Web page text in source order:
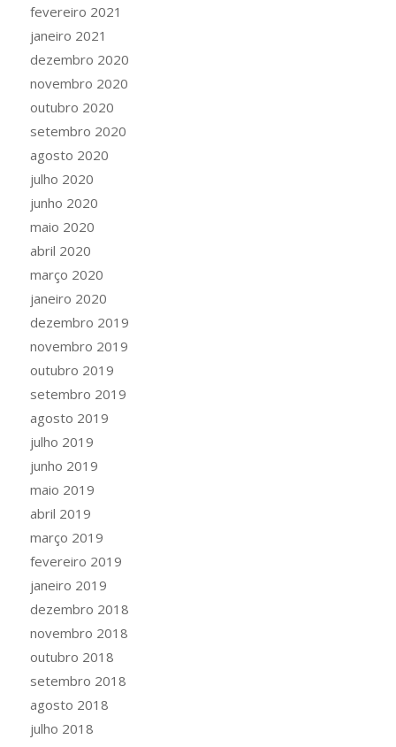
fevereiro 2021
janeiro 2021
dezembro 2020
novembro 2020
outubro 2020
setembro 2020
agosto 2020
julho 2020
junho 2020
maio 2020
abril 2020
março 2020
janeiro 2020
dezembro 2019
novembro 2019
outubro 2019
setembro 2019
agosto 2019
julho 2019
junho 2019
maio 2019
abril 2019
março 2019
fevereiro 2019
janeiro 2019
dezembro 2018
novembro 2018
outubro 2018
setembro 2018
agosto 2018
julho 2018